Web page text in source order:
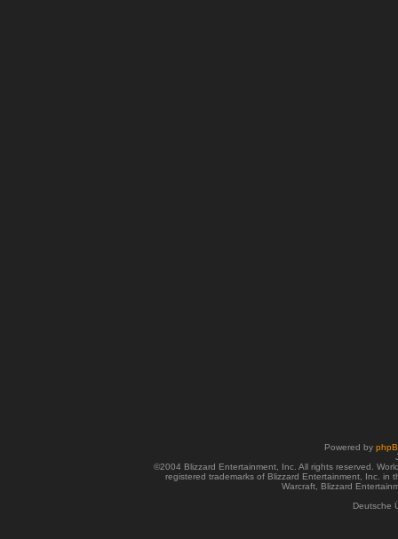
Powered by
©2004 Blizzard Entertainment, Inc. All rights reserved.
registered trademarks of Blizzard Entertainment, Inc. in
Warcraft, Blizzard
Deutsche